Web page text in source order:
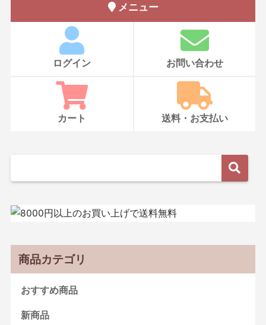
メニュー
ログイン お問い合わせ
カート 送料・お支払い
商品カテゴリ
おすすめ商品
新商品